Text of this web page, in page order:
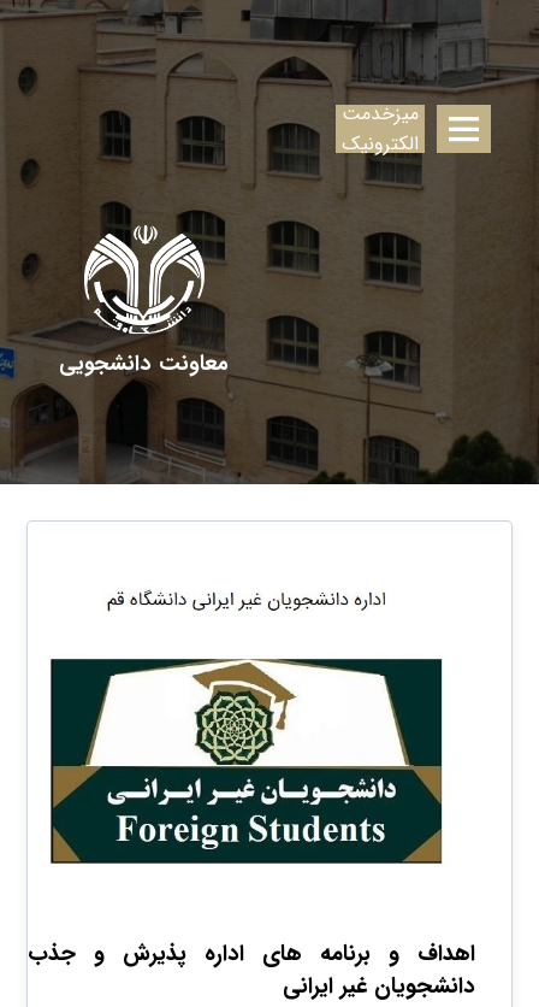
میزخدمت
الکترونیک
معاونت دانشجویی
اهداف و برنامه های اداره پذیرش و جذب
دانشجویان غیر ایرانی